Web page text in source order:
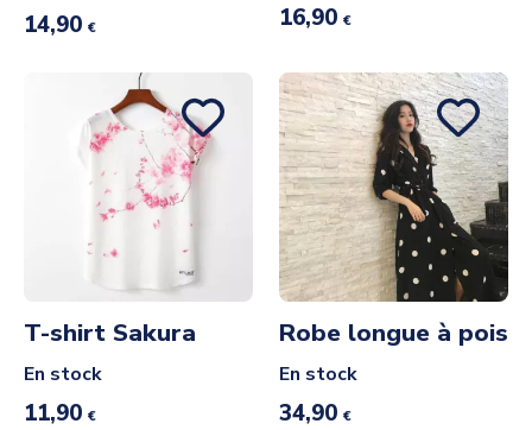
14,90 € 16,90 €
T-shirt Sakura
En stock
11,90 €
Robe longue à pois
En stock
34,90 €